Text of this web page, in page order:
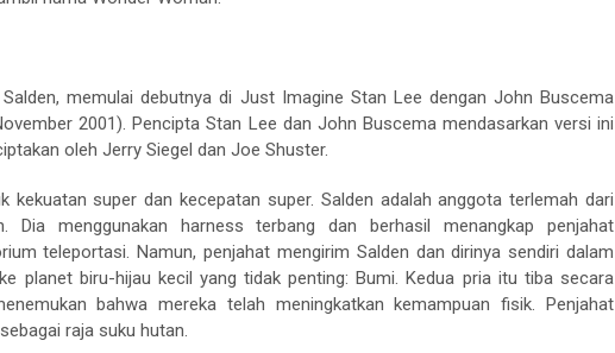
memulai debutnya di Just Imagine Stan Lee dengan John Buscema
2001). Pencipta Stan Lee dan John Buscema mendasarkan versi ini
oleh Jerry Siegel dan Joe Shuster.
kekuatan super dan kecepatan super. Salden adalah anggota terlemah dari
Dia menggunakan harness terbang dan berhasil menangkap penjahat
teleportasi. Namun, penjahat mengirim Salden dan dirinya sendiri dalam
planet biru-hijau kecil yang tidak penting: Bumi. Kedua pria itu tiba secara
bahwa mereka telah meningkatkan kemampuan fisik. Penjahat
raja suku hutan.